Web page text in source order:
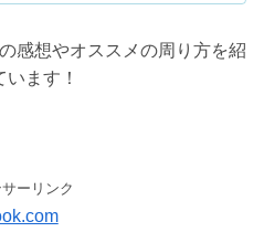
感想やオススメの周り方を紹
います！
ーリンク